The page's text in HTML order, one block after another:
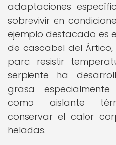
adaptaciones
sobrevivir en
ejemplo destacado es
de cascabel del
para resistir
serpiente ha
grasa
como aislante
conservar el calor
heladas.